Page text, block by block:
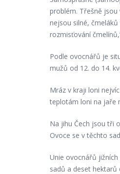
problém. Třešně
nejsou silné,
rozmisťování
Podle ovocnářů je
mužů od 12. do 14.
Mráz v kraji loni
teplotám loni na jaře
Na jihu Čech jsou tři
Ovoce se v těchto
Unie ovocnářů
sadů a deset hektarů